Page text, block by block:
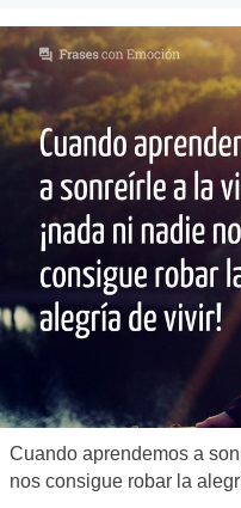
Cuando aprendemos a
nos consigue robar la